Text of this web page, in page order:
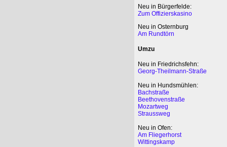
Neu in Bürgerfelde:
Zum Offizierskasino
Neu in Osternburg
Am Rundtörn
Umzu
Neu in Friedrichsfehn:
Georg-Theilmann-Straße
Neu in Hundsmühlen:
Bachstraße
Beethovenstraße
Mozartweg
Straussweg
Neu in Ofen:
Am Fliegerhorst
Wittingskamp